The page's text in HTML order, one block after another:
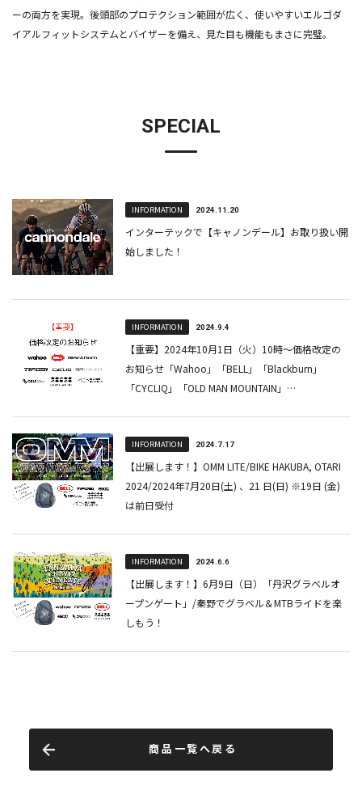
ーの両方を実現。後頭部のプロテクション範囲が広く、使いやすいエルゴダ
イアルフィットシステムとバイザーを備え、見た目も機能もまさに完璧。
SPECIAL
商品一覧へ戻る